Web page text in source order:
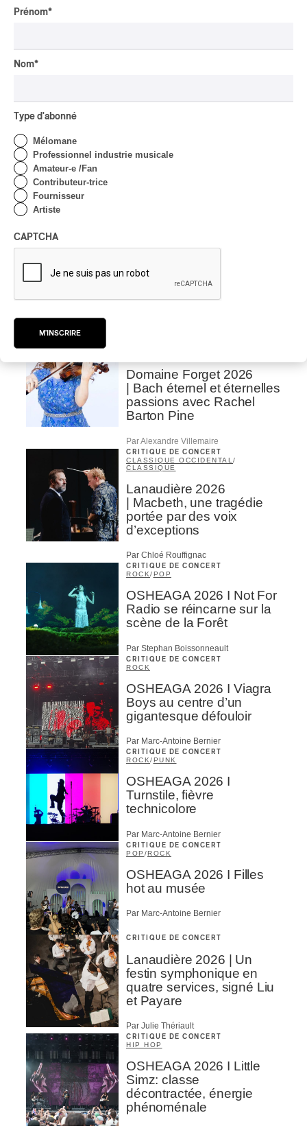
Alain Trudel; Orchestre
Domaine Forget 2026
| Robin Servant : la
musique comme lieu de
rencontre
Domaine Forget 2026
| Bach éternel et éternelles
passions avec Rachel
Barton Pine
Par Alexandre Villemaire
CRITIQUE DE CONCERT
CLASSIQUE OCCIDENTAL /
CLASSIQUE
Lanaudière 2026
| Macbeth, une tragédie
portée par des voix
d’exceptions
Par Chloé Rouffignac
CRITIQUE DE CONCERT
ROCK/POP
OSHEAGA 2026 I Not For
Radio se réincarne sur la
scène de la Forêt
Par Stephan Boissonneault
CRITIQUE DE CONCERT
ROCK
OSHEAGA 2026 I Viagra
Boys au centre d’un
gigantesque défouloir
Par Marc-Antoine Bernier
CRITIQUE DE CONCERT
ROCK/PUNK
OSHEAGA 2026 I
Turnstile, fièvre
technicolore
Par Marc-Antoine Bernier
CRITIQUE DE CONCERT
POP /ROCK
OSHEAGA 2026 I Filles
hot au musée
Par Marc-Antoine Bernier
CRITIQUE DE CONCERT
Lanaudière 2026 | Un
festin symphonique en
quatre services, signé Liu
et Payare
Par Julie Thériault
CRITIQUE DE CONCERT
HIP HOP
OSHEAGA 2026 I Little
Simz: classe
décontractée, énergie
phénoménale
Prénom*
Nom*
Type d'abonné
Mélomane
Professionnel industrie musicale
Amateur-e /Fan
Contributeur-trice
Fournisseur
Artiste
CAPTCHA
M'INSCRIRE